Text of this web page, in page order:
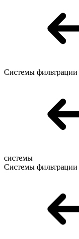
Системы фильтрации
системы
Системы фильтрации